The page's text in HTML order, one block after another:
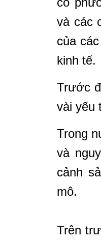
và các
của
kinh tế.
Trước
vài yếu
Trong
và
cảnh
mô.
Trên